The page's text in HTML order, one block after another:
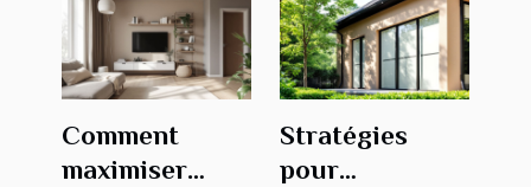
Comment
maximiser
Stratégies
pour